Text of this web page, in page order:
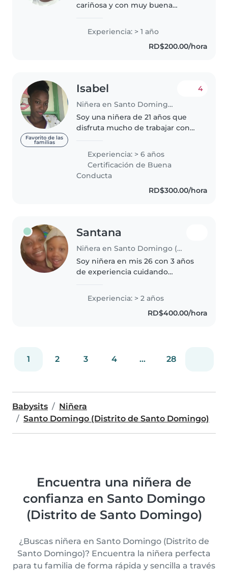
cariñosa y con muy buena
cuidado y bienestar de los niños.
Me considero paciente, divertida
y creativa. Tengo buena actitud,..
Experiencia: > 1 año
RD$200.00/hora
Favorito de las
familias
Isabel
Niñera en Santo Domingo (Distrito de Santo Domingo)
4
Soy una niñera de 21 años que
disfruta mucho de trabajar con
experiencia cuidando a bebés,
niños pequeños y preescolares.
Soy una persona responsable,
paciente..
Experiencia: > 6 años
Certificación de Buena
Conducta
RD$300.00/hora
Santana
Niñera en Santo Domingo (Distrito de Santo Domingo)
Soy niñera en mis 26 con 3 años
de experiencia cuidando
pequeños activos. Me encanta
leer, jugar y compartir música
con ellos. Estoy acostumbrada a
Experiencia: > 2 años
RD$400.00/hora
1 2 3 4 ... 28
Babysits
Niñera
Santo Domingo (Distrito de Santo Domingo)
Encuentra una niñera de
confianza en Santo Domingo
(Distrito de Santo Domingo)
¿Buscas niñera en Santo Domingo (Distrito de
Santo Domingo)? Encuentra la niñera perfecta
para tu familia de forma rápida y sencilla a través